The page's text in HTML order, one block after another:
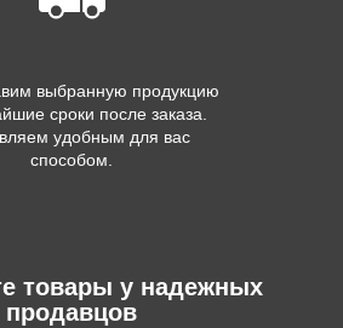
выбранную продукцию
сроки после заказа.
удобным для вас
способом.
товары у надежных
продавцов